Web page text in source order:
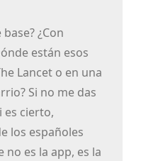
¿Con
están esos
Lancet o en una
Si no me das
es cierto,
los españoles
no es la app, es la